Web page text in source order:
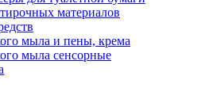
материалов
мыла и пены, крема
мыла сенсорные